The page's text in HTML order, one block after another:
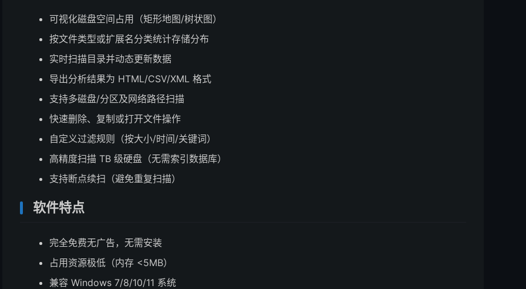
可视化磁盘空间占用（矩形地图/树状图）
按文件类型或扩展名分类统计存储分布
实时扫描目录并动态更新数据
导出分析结果为 HTML/CSV/XML 格式
支持多磁盘/分区及网络路径扫描
快速删除、复制或打开文件操作
自定义过滤规则（按大小/时间/关键词）
高精度扫描 TB 级硬盘（无需索引数据库）
支持断点续扫（避免重复扫描）
软件特点
完全免费无广告，无需安装
占用资源极低（内存 <5MB）
兼容 Windows 7/8/10/11 系统